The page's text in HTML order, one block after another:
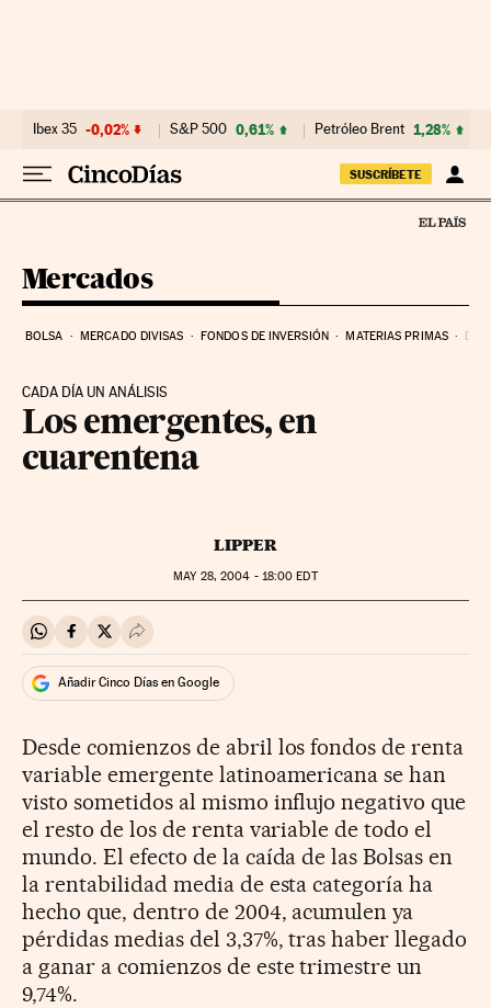
Ibex 35 -0,02% S&P 500 0,61% Petróleo Brent 1,28%
SUSCRÍBETE
Mercados
BOLSA MERCADO DIVISAS FONDOS DE INVERSIÓN MATERIAS PRIMAS
CADA DÍA UN ANÁLISIS
Los emergentes, en
cuarentena
LIPPER
MAY28, 2004 - 18:00 EDT
Compartir en Whatsapp
Compartir en Facebook
Compartir en Twitter
Desplegar Redes Sociales
Añadir Cinco Días en Google
Desde comienzos de abril los fondos de renta
variable emergente latinoamericana se han
visto sometidos al mismo influjo negativo que
el resto de los de renta variable de todo el
mundo. El efecto de la caída de las Bolsas en
la rentabilidad media de esta categoría ha
hecho que, dentro de 2004, acumulen ya
pérdidas medias del 3,37%, tras haber llegado
a ganar a comienzos de este trimestre un
9,74%.